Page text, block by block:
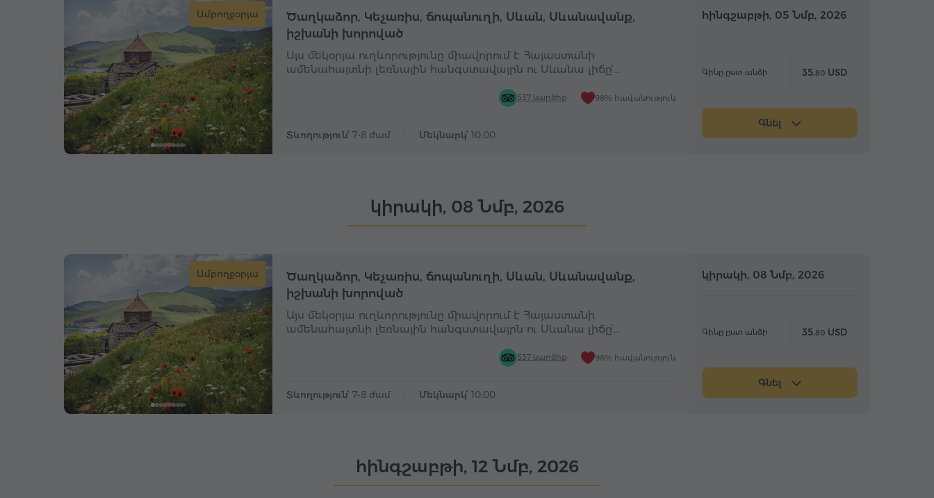
Ամբողջօրյա Ամբողջօրյա Ամբողջօրյա Ամբողջօրյա
Ծաղկաձոր, Կեչառիս, ճոպանուղի, Սևան, Սևանավանք,
իշխանի խորոված
Այս մեկօրյա ուղևորությունը միավորում է Հայաստանի
ամենահայտնի լեռնային հանգստավայրն ու Սևանա լիճը՝…
537 կարծիք 98% հավանություն
Տևողություն՝ 7-8 ժամ Մեկնարկ՝ 10:00
հինգշաբթի, 05 Նմբ, 2026
Գինը ըստ անձի 35.80 USD
Գնել
կիրակի, 08 Նմբ, 2026
Ամբողջօրյա Ամբողջօրյա Ամբողջօրյա Ամբողջօրյա
Ծաղկաձոր, Կեչառիս, ճոպանուղի, Սևան, Սևանավանք,
իշխանի խորոված
Այս մեկօրյա ուղևորությունը միավորում է Հայաստանի
ամենահայտնի լեռնային հանգստավայրն ու Սևանա լիճը՝…
537 կարծիք 98% հավանություն
Տևողություն՝ 7-8 ժամ Մեկնարկ՝ 10:00
կիրակի, 08 Նմբ, 2026
Գինը ըստ անձի 35.80 USD
Գնել
հինգշաբթի, 12 Նմբ, 2026